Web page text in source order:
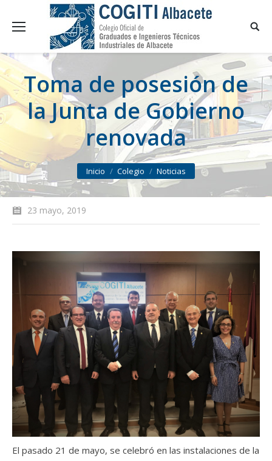
Toma de posesión de
la Junta de Gobierno
renovada
You are here:
Inicio Colegio Noticias
23 mayo, 2019
El pasado 21 de mayo, se celebró en las instalaciones de la